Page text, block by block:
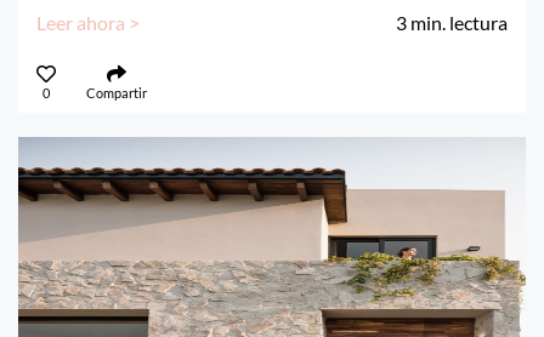
Leer ahora > 3 min. lectura
0 Compartir